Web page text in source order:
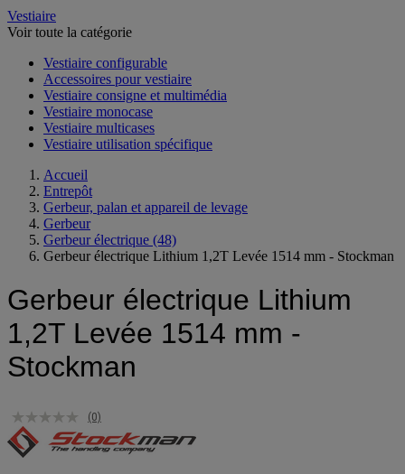
Vestiaire
Voir toute la catégorie
Vestiaire configurable
Accessoires pour vestiaire
Vestiaire consigne et multimédia
Vestiaire monocase
Vestiaire multicases
Vestiaire utilisation spécifique
Accueil
Entrepôt
Gerbeur, palan et appareil de levage
Gerbeur
Gerbeur électrique (48)
Gerbeur électrique Lithium 1,2T Levée 1514 mm - Stockman
Gerbeur électrique Lithium
1,2T Levée 1514 mm -
Stockman
(0)